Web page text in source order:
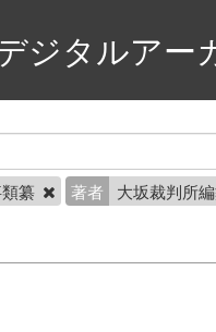
ジタルアー
纂 著者
大坂裁判所